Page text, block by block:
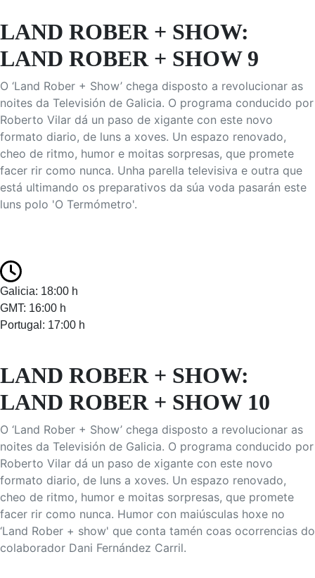
LAND ROBER + SHOW:
LAND ROBER + SHOW 9
O ‘Land Rober + Show’ chega disposto a revolucionar as
noites da Televisión de Galicia. O programa conducido por
Roberto Vilar dá un paso de xigante con este novo
formato diario, de luns a xoves. Un espazo renovado,
cheo de ritmo, humor e moitas sorpresas, que promete
facer rir como nunca. Unha parella televisiva e outra que
está ultimando os preparativos da súa voda pasarán este
luns polo 'O Termómetro'.
Galicia: 18:00 h
GMT: 16:00 h
Portugal: 17:00 h
LAND ROBER + SHOW:
LAND ROBER + SHOW 10
O ‘Land Rober + Show’ chega disposto a revolucionar as
noites da Televisión de Galicia. O programa conducido por
Roberto Vilar dá un paso de xigante con este novo
formato diario, de luns a xoves. Un espazo renovado,
cheo de ritmo, humor e moitas sorpresas, que promete
facer rir como nunca. Humor con maiúsculas hoxe no
‘Land Rober + show' que conta tamén coas ocorrencias do
colaborador Dani Fernández Carril.